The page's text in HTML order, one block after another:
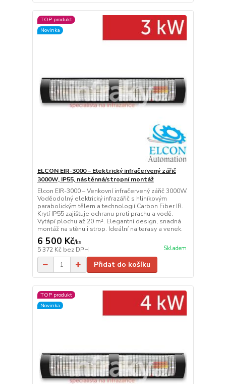
TOP produkt
Novinka
ELCON EIR-3000 – Elektrický infračervený zářič
3000W, IP55, nástěnná/stropní montáž
Elcon EIR-3000 – Venkovní infračervený zářič 3000W.
Voděodolný elektrický infrazářič s hliníkovým
parabolickým tělem a technologií Carbon Fiber IR.
Krytí IP55 zajišťuje ochranu proti prachu a vodě.
Vytápí plochu až 20 m². Elegantní design, snadná
montáž na stěnu i strop. Ideální na terasy a venek.
6 500 Kč/ks
5 372 Kč bez DPH Skladem
Přidat do košíku
TOP produkt
Novinka